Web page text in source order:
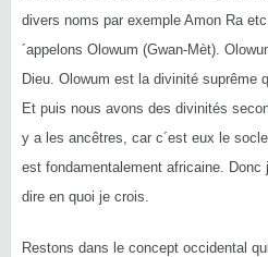
divers noms par exemple Amon Ra
´appelons Olowum (Gwan-Mèt).
Dieu. Olowum est la divinité suprême
Et puis nous avons des divinités
y a les ancêtres, car c´est eux le
est fondamentalement africaine. Donc
dire en quoi je crois.
Restons dans le concept occidental